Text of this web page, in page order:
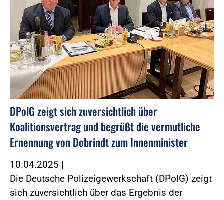
DPolG zeigt sich zuversichtlich über
Koalitionsvertrag und begrüßt die vermutliche
Ernennung von Dobrindt zum Innenminister
10.04.2025 |
Die Deutsche Polizeigewerkschaft (DPolG) zeigt
sich zuversichtlich über das Ergebnis der